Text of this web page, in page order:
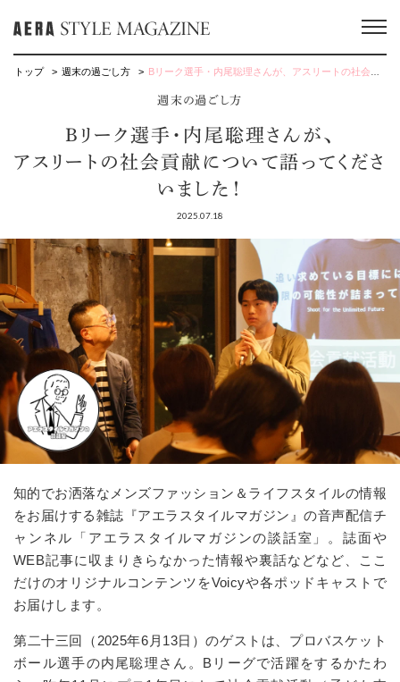
トップ 週末の過ごし方 Bリーク選手・内尾聡理さんが、アスリートの社会貢献について語ってくださいました！
週末の過ごし方
Bリーク選手・内尾聡理さんが、
アスリートの社会貢献について語ってくださ
いました！
2025.07.18
知的でお洒落なメンズファッション＆ライフスタイルの情報
をお届けする雑誌『アエラスタイルマガジン』の音声配信チ
ャンネル
「アエラスタイルマガジンの談話室」
。誌面や
WEB記事に収まりきらなかった情報や裏話などなど、ここ
だけのオリジナルコンテンツをVoicyや各ポッドキャストで
お届けします。
第二十三回（2025年6月13日）のゲストは、プロバスケット
ボール選手の内尾聡理さん。Bリーグで活躍をするかたわ